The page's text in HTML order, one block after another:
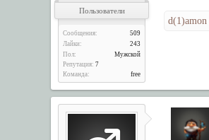
Пользователи
Сообщения:
509
Лайки:
243
Пол:
Мужской
Репутация: 7
Команда:
free
d(1)amon